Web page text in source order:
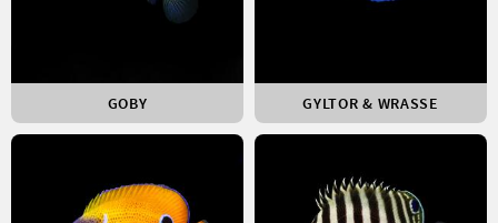
GOBY GYLTOR & WRASSE